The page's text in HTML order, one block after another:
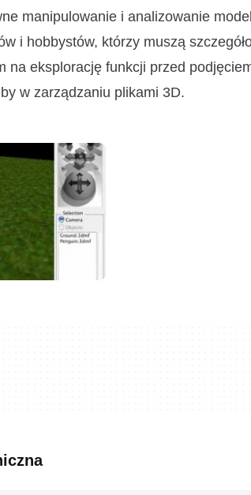
manipulowanie i analizowanie
i hobbystów, którzy muszą
na eksplorację funkcji przed
w zarządzaniu plikami 3D.